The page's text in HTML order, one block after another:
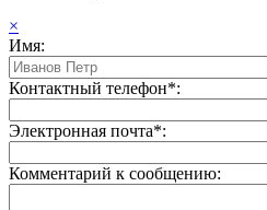
×
Имя:
Контактный телефон*:
Электронная почта*:
Комментарий к сообщению: